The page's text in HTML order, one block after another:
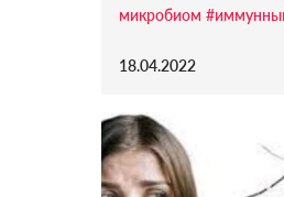
микробиом
18.04.2022